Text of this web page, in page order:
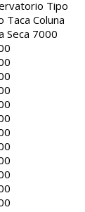
Tipo
Coluna
Seca 7000